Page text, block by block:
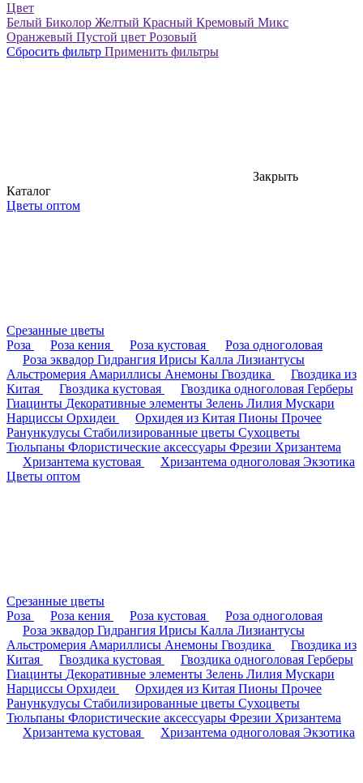
Цвет
Белый Биколор Желтый Красный Кремовый Микс
Оранжевый Пустой цвет Розовый
Сбросить фильтр Применить фильтры
Закрыть
Каталог
Цветы оптом
Срезанные цветы
Роза
Роза кения Роза кустовая
Роза одноголовая
Роза эквадор Гидрангия Ирисы Калла Лизиантусы
Альстромерия Амариллисы Анемоны Гвоздика
Гвоздика из
Китая
Гвоздика кустовая Гвоздика одноголовая Герберы
Гиацинты Декоративные элементы Зелень Лилия Мускари
Нарциссы Орхидеи Орхидея из Китая Пионы Прочее
Ранункулусы Стабилизированные цветы Сухоцветы
Тюльпаны Флористические аксессуары Фрезии Хризантема
Хризантема кустовая
Хризантема одноголовая Экзотика
Цветы оптом
Срезанные цветы
Роза
Роза кения Роза кустовая
Роза одноголовая
Роза эквадор Гидрангия Ирисы Калла Лизиантусы
Альстромерия Амариллисы Анемоны Гвоздика
Гвоздика из
Китая
Гвоздика кустовая Гвоздика одноголовая Герберы
Гиацинты Декоративные элементы Зелень Лилия Мускари
Нарциссы Орхидеи Орхидея из Китая Пионы Прочее
Ранункулусы Стабилизированные цветы Сухоцветы
Тюльпаны Флористические аксессуары Фрезии Хризантема
Хризантема кустовая
Хризантема одноголовая Экзотика